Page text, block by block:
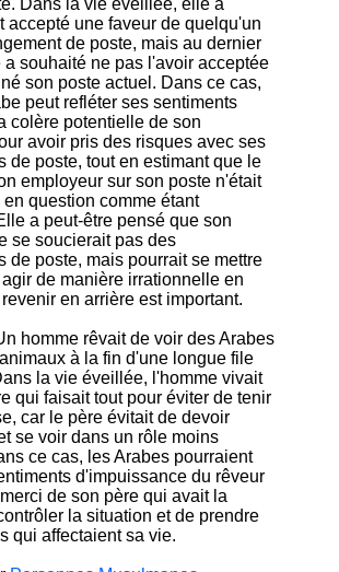
Dans la vie éveillée, elle a
accepté une faveur de quelqu'un
de poste, mais au dernier
a souhaité ne pas l'avoir acceptée
son poste actuel. Dans ce cas,
peut refléter ses sentiments
colère potentielle de son
avoir pris des risques avec ses
de poste, tout en estimant que le
employeur sur son poste n'était
question comme étant
a peut-être pensé que son
se soucierait pas des
de poste, mais pourrait se mettre
de manière irrationnelle en
en arrière est important.
homme rêvait de voir des Arabes
à la fin d'une longue file
la vie éveillée, l'homme vivait
qui faisait tout pour éviter de tenir
car le père évitait de devoir
se voir dans un rôle moins
ce cas, les Arabes pourraient
d'impuissance du rêveur
de son père qui avait la
la situation et de prendre
qui affectaient sa vie.